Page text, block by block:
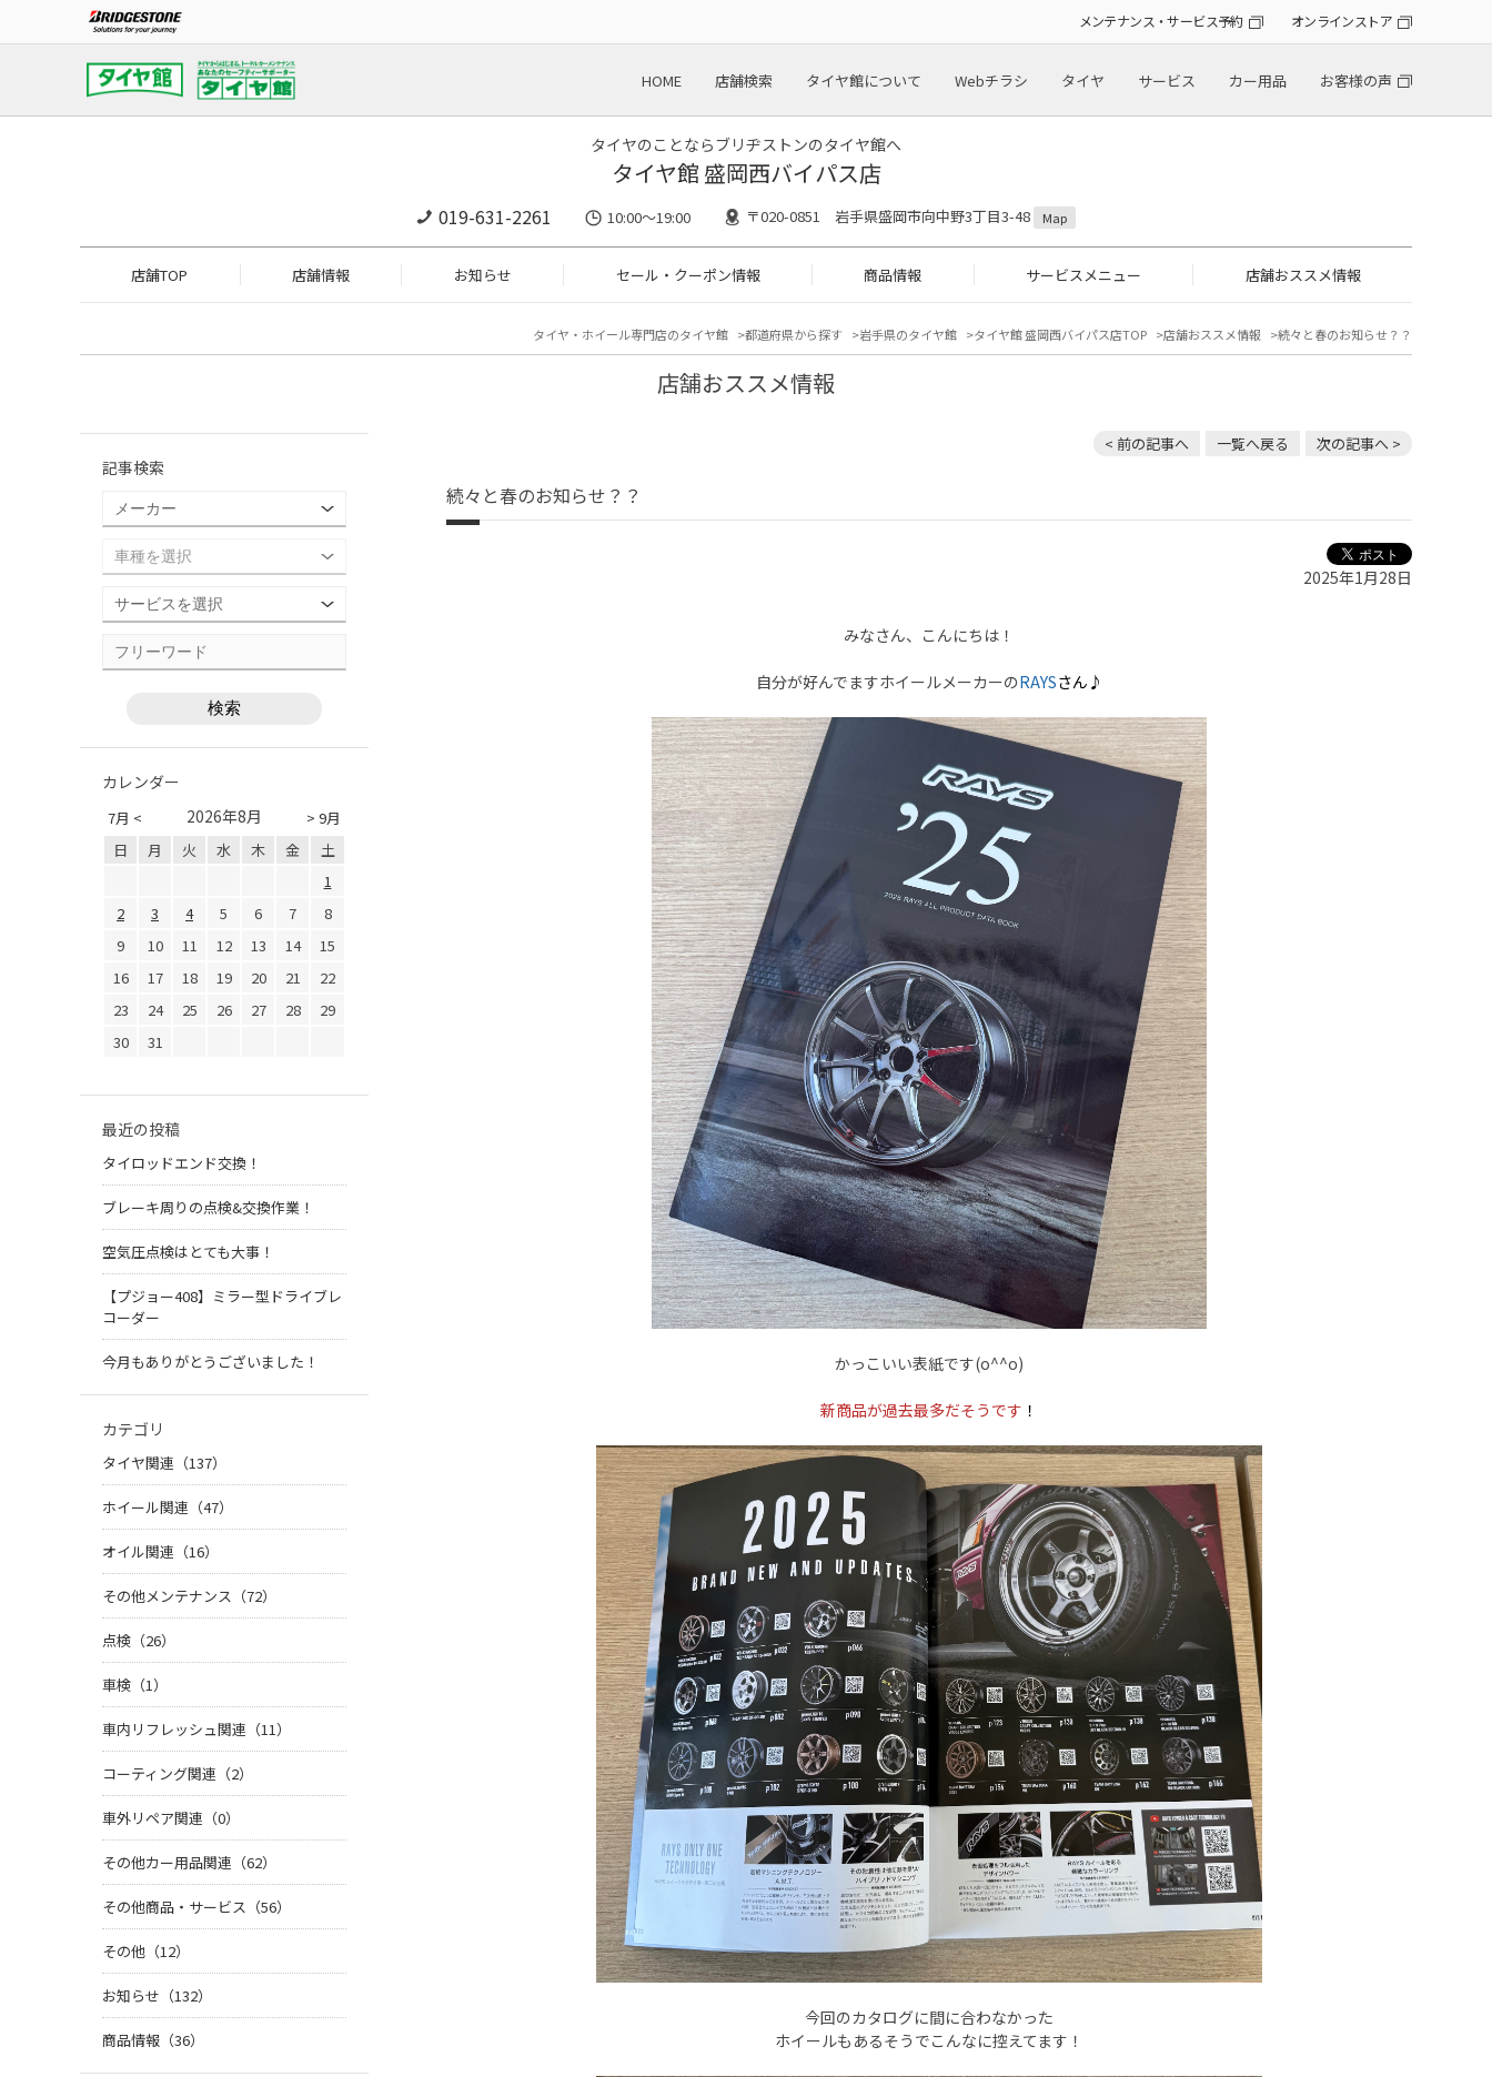
メンテナンス・サービス予約 オンラインストア
HOME 店舗検索 タイヤ館について Webチラシ タイヤ サービス カー用品 お客様の声
タイヤのことならブリヂストンのタイヤ館へ
タイヤ館 盛岡西バイパス店
019-631-2261 10:00～19:00 〒020-0851 岩手県盛岡市向中野3丁目3-48 Map
店舗TOP 店舗情報 お知らせ セール・クーポン情報 商品情報 サービスメニュー 店舗おススメ情報
タイヤ・ホイール専門店のタイヤ館 都道府県から探す 岩手県のタイヤ館 タイヤ館 盛岡西バイパス店TOP 店舗おススメ情報 続々と春のお知らせ？？
店舗おススメ情報
< 前の記事へ 一覧へ戻る 次の記事へ >
続々と春のお知らせ？？
2025年1月28日
みなさん、こんにちは！
自分が好んでますホイールメーカーのRAYSさん♪
かっこいい表紙です(o^^o)
新商品が過去最多だそうです ！
今回のカタログに間に合わなかった
ホイールもあるそうでこんなに控えてます！
記事検索
カレンダー
7月 < > 9月
2026年8月
日 月 火 水 木 金
土
1
2
3 4 5 6 7
8
9
10 11 12 13 14
15
16
17 18 19 20 21
22
23
24 25 26 27 28
29
30
31
最近の投稿
タイロッドエンド交換！
ブレーキ周りの点検&交換作業！
空気圧点検はとても大事！
【プジョー408】ミラー型ドライブレ
コーダー
今月もありがとうございました！
カテゴリ
タイヤ関連（137）
ホイール関連（47）
オイル関連（16）
その他メンテナンス（72）
点検（26）
車検（1）
車内リフレッシュ関連（11）
コーティング関連（2）
車外リペア関連（0）
その他カー用品関連（62）
その他商品・サービス（56）
その他（12）
お知らせ（132）
商品情報（36）